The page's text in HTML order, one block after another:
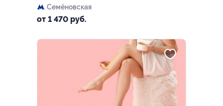
Семёновская
от 1 470 руб.